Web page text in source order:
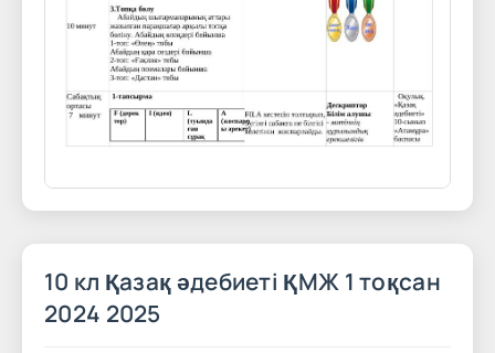
10 кл Қазақ әдебиеті ҚМЖ 1 тоқсан
2024 2025